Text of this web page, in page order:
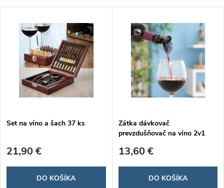
Set na víno a šach 37 ks
21,90 €
DO KOŠÍKA
Zátka dávkovač
prevzdušňovač na víno 2v1
13,60 €
DO KOŠÍKA